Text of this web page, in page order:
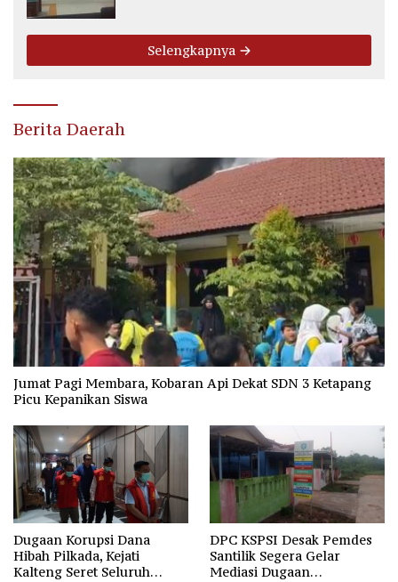
Selengkapnya
Berita Daerah
Jumat Pagi Membara, Kobaran Api Dekat SDN 3 Ketapang
Picu Kepanikan Siswa
Dugaan Korupsi Dana
Hibah Pilkada, Kejati
Kalteng Seret Seluruh
DPC KSPSI Desak Pemdes
Santilik Segera Gelar
Mediasi Dugaan